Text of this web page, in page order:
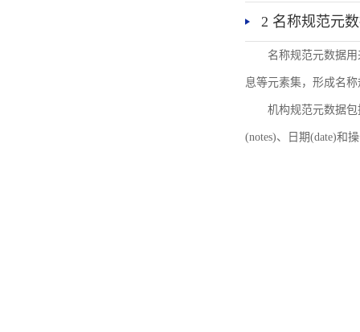
2 名称规范元
名称规范元数据
息等元素集，形成名
机构规范元数据
(notes)、日期(date)和